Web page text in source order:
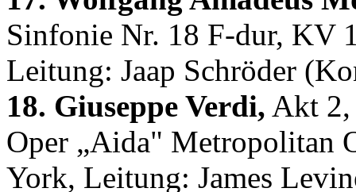
Sinfonie Nr. 18 F-dur, KV
Leitung: Jaap Schröder
18. Giuseppe Verdi, Akt 2,
Oper „Aida" Metropolitan
York, Leitung: James